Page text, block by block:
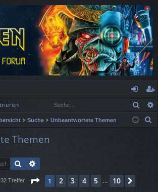
n
m
eg
ist
Suche Unbeantwortete Themen
Themen
Suche
Treffer Seite 1von 10
1 2 3 4 5 … 10